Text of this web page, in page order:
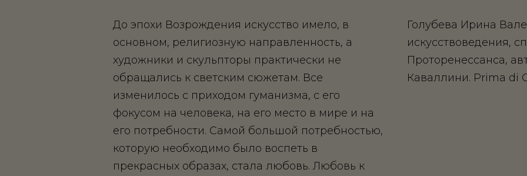
До эпохи Возрождения искусство имело, в
основном, религиозную направленность, а
художники и скульпторы практически не
обращались к светским сюжетам. Все
изменилось с приходом гуманизма, с его
фокусом на человека, на его место в мире и на
его потребности. Самой большой потребностью,
которую необходимо было воспеть в
прекрасных образах, стала любовь. Любовь к
Голубева Ирина
искусствоведения,
Проторенессанса,
Каваллини. Prima di